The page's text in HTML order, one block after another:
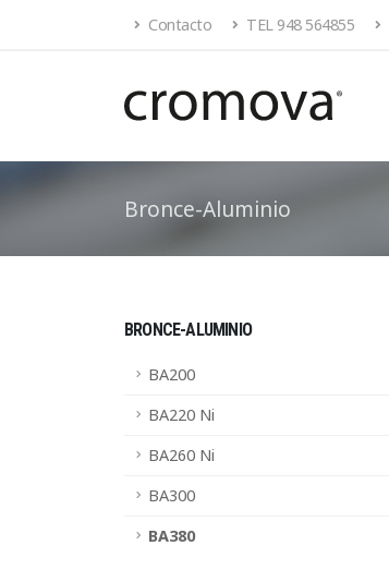
Contacto TEL 948 564855
Bronce-Aluminio
BRONCE-ALUMINIO
BA200
BA220 Ni
BA260 Ni
BA300
BA380